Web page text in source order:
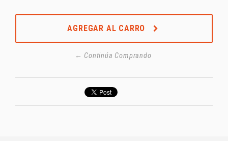
AGREGAR AL CARRO
← Continúa Comprando